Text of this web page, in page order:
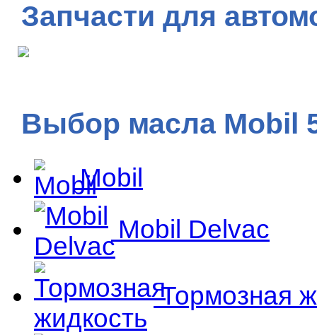
Запчасти для
Выбор масла Mobil
Mobil
Mobil Delvac
Тормозная